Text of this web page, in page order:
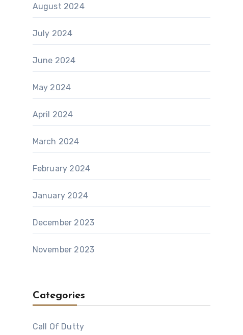
August 2024
July 2024
June 2024
May 2024
April 2024
March 2024
February 2024
January 2024
December 2023
November 2023
Categories
Call Of Dutty